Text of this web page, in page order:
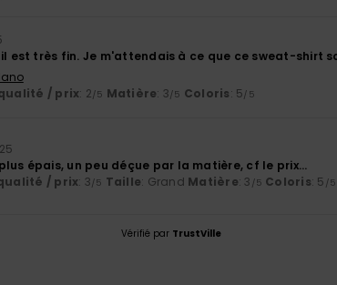
il est très fin. Je m'attendais à ce que ce sweat-shirt
/ prix: 2/5 Matière: 3/5 Coloris: 5/5
épais, un peu déçue par la matière, cf le prix...
/ prix: 3/5 Taille: Grand Matière: 3 /5 Coloris: 5 /5
Vérifié par TrustVille